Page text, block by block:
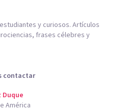
y curiosos. Artículos
frases célebres y
contactar
Duque
América